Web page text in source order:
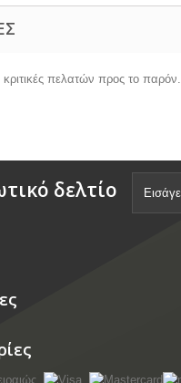
πελατών προς το παρόν.
δελτίο